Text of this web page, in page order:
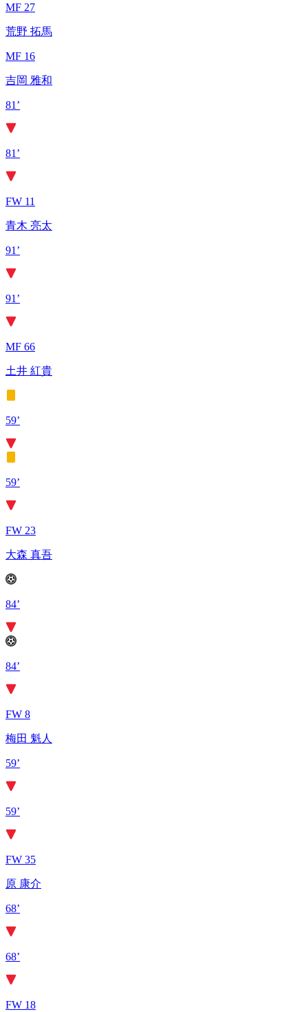
MF 27
荒野 拓馬
MF 16
吉岡 雅和
81’
81’
FW 11
青木 亮太
91’
91’
MF 66
土井 紅貴
59’
59’
FW 23
大森 真吾
84’
84’
FW 8
梅田 魁人
59’
59’
FW 35
原 康介
68’
68’
FW 18